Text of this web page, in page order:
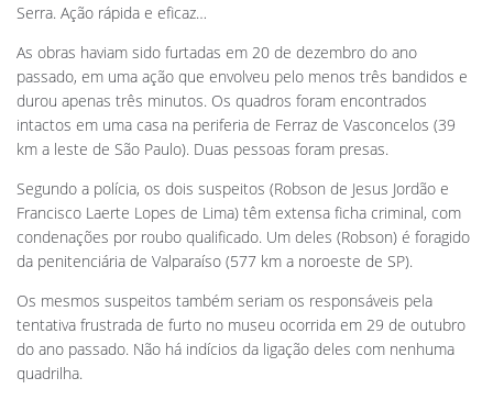
Serra. Ação rápida e eficaz…
As obras haviam sido furtadas em 20 de dezembro do ano
passado, em uma ação que envolveu pelo menos três bandidos e
durou apenas três minutos. Os quadros foram encontrados
intactos em uma casa na periferia de Ferraz de Vasconcelos (39
km a leste de São Paulo). Duas pessoas foram presas.
Segundo a polícia, os dois suspeitos (Robson de Jesus Jordão e
Francisco Laerte Lopes de Lima) têm extensa ficha criminal, com
condenações por roubo qualificado. Um deles (Robson) é foragido
da penitenciária de Valparaíso (577 km a noroeste de SP).
Os mesmos suspeitos também seriam os responsáveis pela
tentativa frustrada de furto no museu ocorrida em 29 de outubro
do ano passado. Não há indícios da ligação deles com nenhuma
quadrilha.